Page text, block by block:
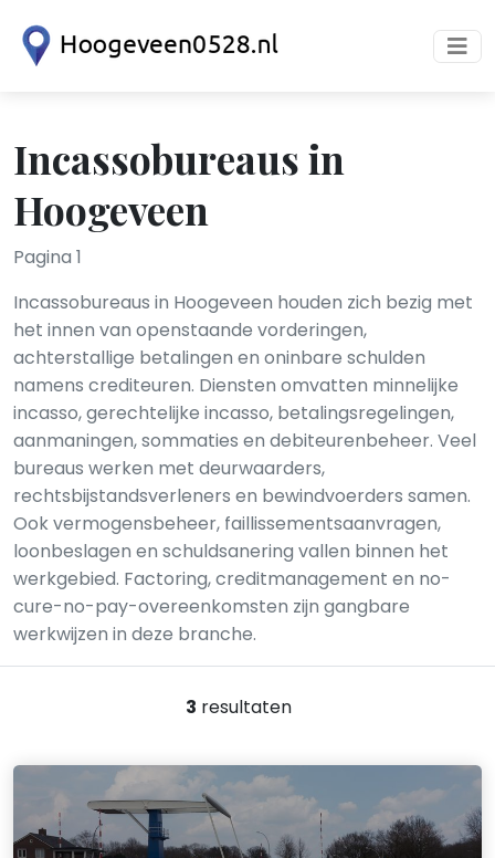
Incassobureaus in
Hoogeveen
Pagina 1
Incassobureaus in Hoogeveen houden zich bezig met
het innen van openstaande vorderingen,
achterstallige betalingen en oninbare schulden
namens crediteuren. Diensten omvatten minnelijke
incasso, gerechtelijke incasso, betalingsregelingen,
aanmaningen, sommaties en debiteurenbeheer. Veel
bureaus werken met deurwaarders,
rechtsbijstandsverleners en bewindvoerders samen.
Ook vermogensbeheer, faillissementsaanvragen,
loonbeslagen en schuldsanering vallen binnen het
werkgebied. Factoring, creditmanagement en no-
cure-no-pay-overeenkomsten zijn gangbare
werkwijzen in deze branche.
3 resultaten